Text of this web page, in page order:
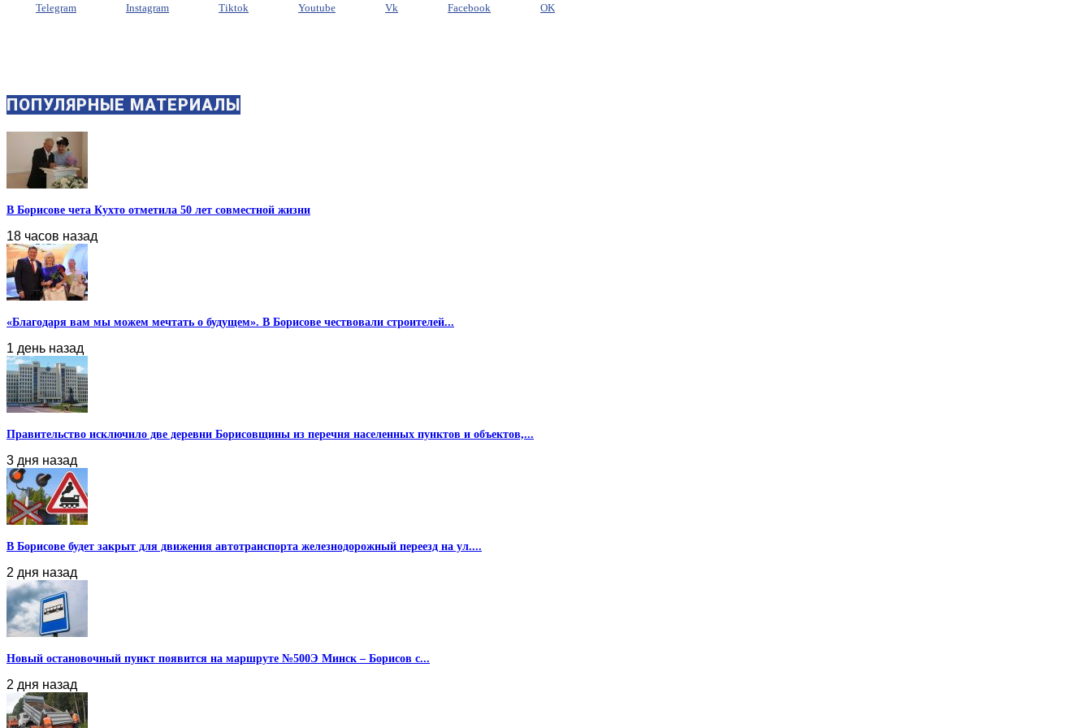
Telegram Instagram Tiktok Youtube Vk Facebook OK
ПОПУЛЯРНЫЕ МАТЕРИАЛЫ
В Борисове чета Кухто отметила 50 лет совместной жизни
18 часов назад
«Благодаря вам мы можем мечтать о будущем». В Борисове чествовали строителей...
1 день назад
Правительство исключило две деревни Борисовщины из перечня населенных пунктов и объектов,...
3 дня назад
В Борисове будет закрыт для движения автотранспорта железнодорожный переезд на ул....
2 дня назад
Новый остановочный пункт появится на маршруте №500Э Минск – Борисов с...
2 дня назад